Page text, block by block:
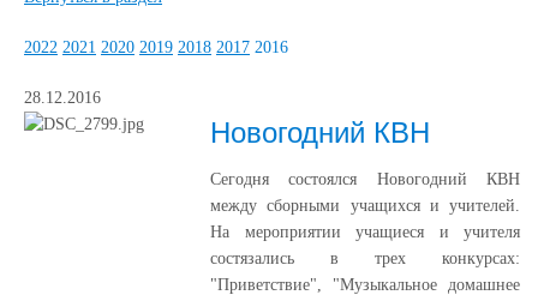
2022 2021 2020 2019 2018 2017 2016
28.12.2016
Новогодний КВН
Сегодня состоялся Новогодний КВН
между сборными учащихся и учителей.
На мероприятии учащиеся и учителя
состязались в трех конкурсах:
"Приветствие", "Музыкальное домашнее